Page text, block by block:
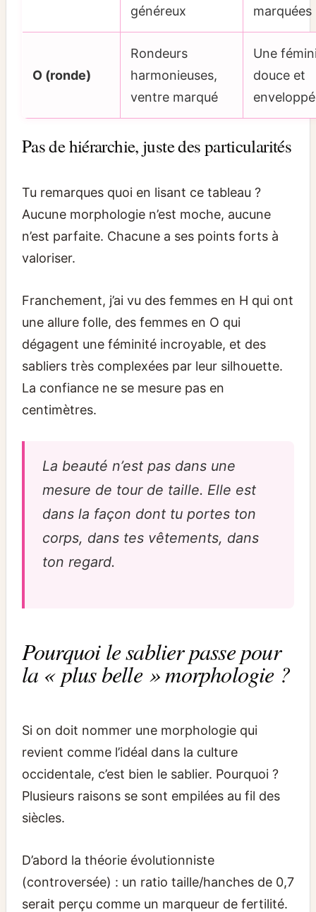
généreux
marquées
O (ronde)
Rondeurs
harmonieuses,
ventre marqué
Une
douce et
Pas de hiérarchie, juste des particularités
Tu remarques quoi en lisant ce tableau ?
Aucune morphologie n’est moche, aucune
n’est parfaite. Chacune a ses points forts à
valoriser.
Franchement, j’ai vu des femmes en H qui ont
une allure folle, des femmes en O qui
dégagent une féminité incroyable, et des
sabliers très complexées par leur silhouette.
La confiance ne se mesure pas en
centimètres.
La beauté n’est pas dans une
mesure de tour de taille. Elle est
dans la façon dont tu portes ton
corps, dans tes vêtements, dans
ton regard.
Pourquoi le sablier passe pour
la « plus belle » morphologie ?
Si on doit nommer une morphologie qui
revient comme l’idéal dans la culture
occidentale, c’est bien le sablier. Pourquoi ?
Plusieurs raisons se sont empilées au fil des
siècles.
D’abord la théorie évolutionniste
(controversée) : un ratio taille/hanches de 0,7
serait perçu comme un marqueur de fertilité.